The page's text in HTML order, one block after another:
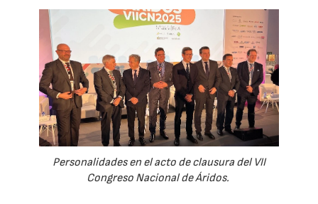
Personalidades en el acto de clausura del VII
Congreso Nacional de Áridos.